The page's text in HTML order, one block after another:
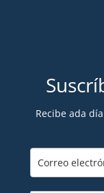
Recibe ada